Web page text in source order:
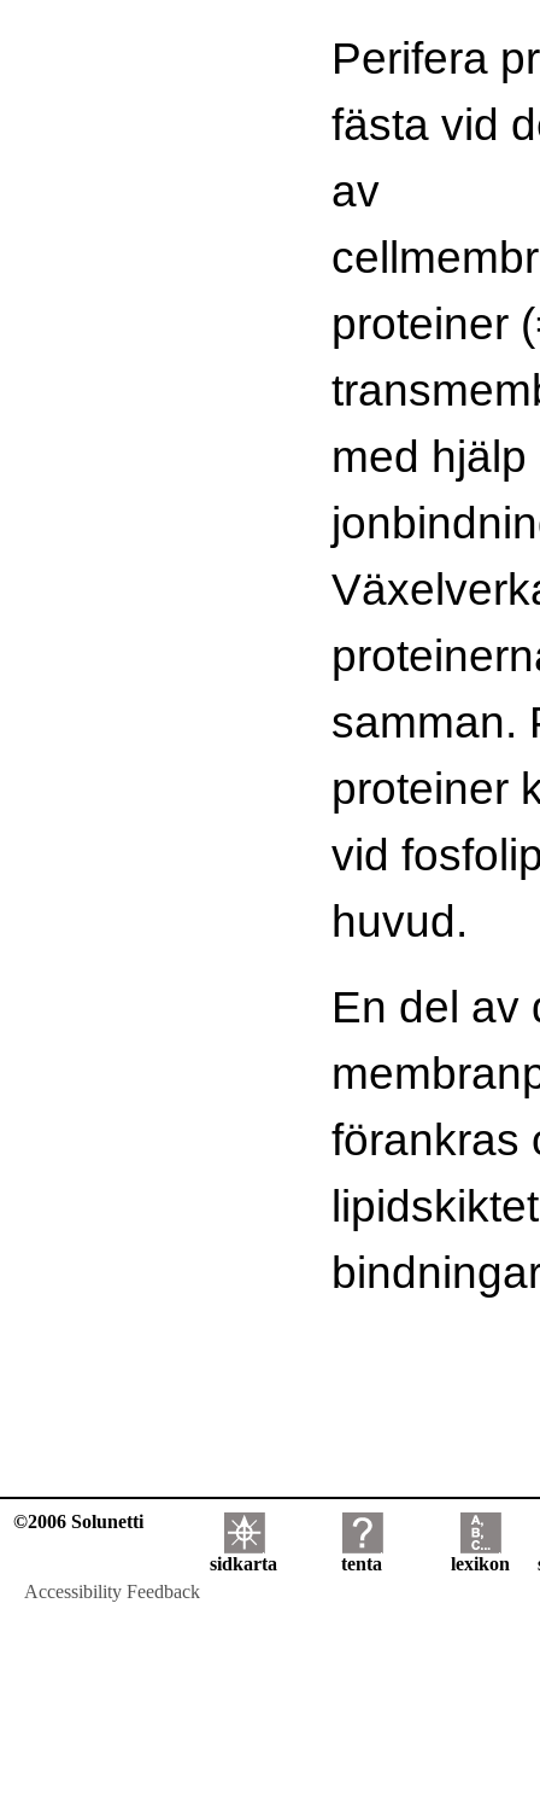
Perifera
fästa vid
av
proteiner
med hjälp
samman.
proteiner
vid
huvud.
En del av
förankras
©2006 Solunetti
sidkarta tenta lexikon
Accessibility Feedback